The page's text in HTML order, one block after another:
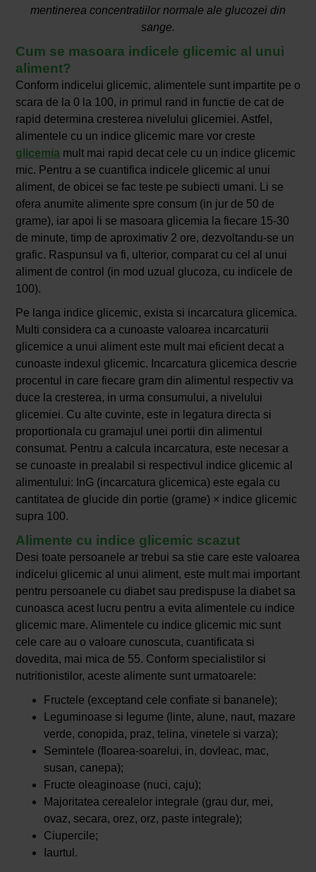
mentinerea concentratiilor normale ale glucozei din
sange.
Cum se masoara indicele glicemic al unui
aliment?
Conform indicelui glicemic, alimentele sunt impartite pe o
scara de la 0 la 100, in primul rand in functie de cat de
rapid determina cresterea nivelului glicemiei. Astfel,
alimentele cu un indice glicemic mare vor creste
glicemia mult mai rapid decat cele cu un indice glicemic
mic. Pentru a se cuantifica indicele glicemic al unui
aliment, de obicei se fac teste pe subiecti umani. Li se
ofera anumite alimente spre consum (in jur de 50 de
grame), iar apoi li se masoara glicemia la fiecare 15-30
de minute, timp de aproximativ 2 ore, dezvoltandu-se un
grafic. Raspunsul va fi, ulterior, comparat cu cel al unui
aliment de control (in mod uzual glucoza, cu indicele de
100).
Pe langa indice glicemic, exista si incarcatura glicemica.
Multi considera ca a cunoaste valoarea incarcaturii
glicemice a unui aliment este mult mai eficient decat a
cunoaste indexul glicemic. Incarcatura glicemica descrie
procentul in care fiecare gram din alimentul respectiv va
duce la cresterea, in urma consumului, a nivelului
glicemiei. Cu alte cuvinte, este in legatura directa si
proportionala cu gramajul unei portii din alimentul
consumat. Pentru a calcula incarcatura, este necesar a
se cunoaste in prealabil si respectivul indice glicemic al
alimentului: InG (incarcatura glicemica) este egala cu
cantitatea de glucide din portie (grame) × indice glicemic
supra 100.
Alimente cu indice glicemic scazut
Desi toate persoanele ar trebui sa stie care este valoarea
indicelui glicemic al unui aliment, este mult mai important
pentru persoanele cu diabet sau predispuse la diabet sa
cunoasca acest lucru pentru a evita alimentele cu indice
glicemic mare. Alimentele cu indice glicemic mic sunt
cele care au o valoare cunoscuta, cuantificata si
dovedita, mai mica de 55. Conform specialistilor si
nutritionistilor, aceste alimente sunt urmatoarele:
Fructele (exceptand cele confiate si bananele);
Leguminoase si legume (linte, alune, naut, mazare
verde, conopida, praz, telina, vinetele si varza);
Semintele (floarea-soarelui, in, dovleac, mac,
susan, canepa);
Fructe oleaginoase (nuci, caju);
Majoritatea cerealelor integrale (grau dur, mei,
ovaz, secara, orez, orz, paste integrale);
Ciupercile;
Iaurtul.